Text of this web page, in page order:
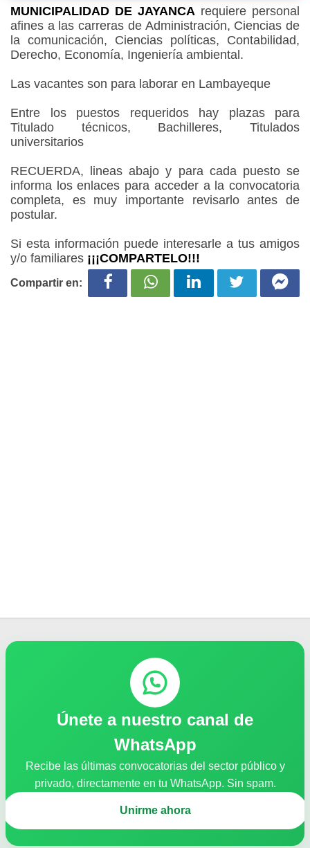
MUNICIPALIDAD DE JAYANCA requiere personal
afines a las carreras de Administración, Ciencias de
la comunicación, Ciencias políticas, Contabilidad,
Derecho, Economía, Ingeniería ambiental.
Las vacantes son para laborar en Lambayeque
Entre los puestos requeridos hay plazas para
Titulado técnicos, Bachilleres, Titulados
universitarios
RECUERDA, lineas abajo y para cada puesto se
informa los enlaces para acceder a la convocatoria
completa, es muy importante revisarlo antes de
postular.
Si esta información puede interesarle a tus amigos
y/o familiares ¡¡¡COMPARTELO!!!
Compartir en:
Únete a nuestro canal de
WhatsApp
Recibe las últimas convocatorias del sector público y
privado, directamente en tu WhatsApp. Sin spam.
Unirme ahora